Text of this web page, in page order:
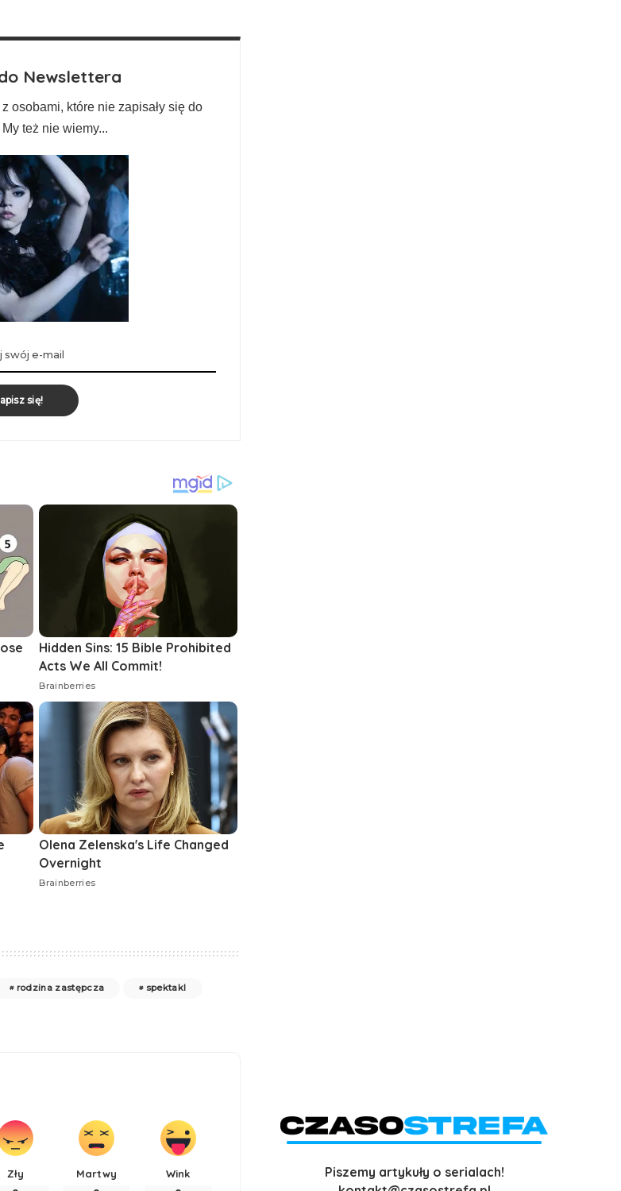
Newslettera
osobami, które nie zapisały się do
też nie wiemy...
się!
rodzina zastępcza
spektakl
Zły Martwy Wink
Piszemy artykuły o serialach!